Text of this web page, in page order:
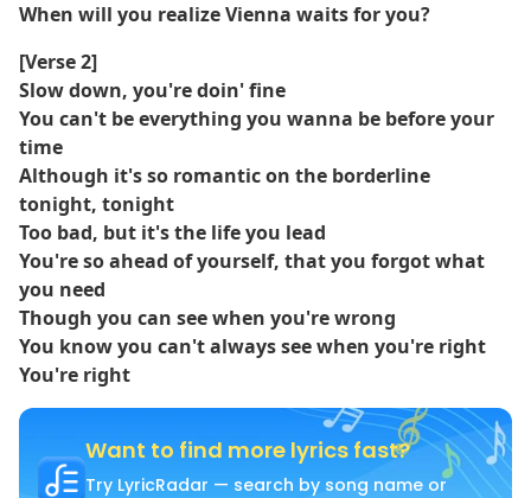
When will you realize Vienna waits for you?
[Verse 2]
Slow down, you're doin' fine
You can't be everything you wanna be before your
time
Although it's so romantic on the borderline
tonight, tonight
Too bad, but it's the life you lead
You're so ahead of yourself, that you forgot what
you need
Though you can see when you're wrong
You know you can't always see when you're right
You're right
Want to find more lyrics fast?
Try LyricRadar — search by song name or